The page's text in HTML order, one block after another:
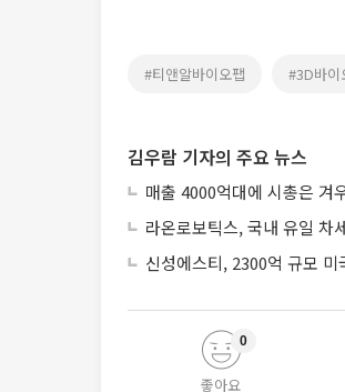
#티앤알바이오팹 #3D바이
김우람 기자의 주요 뉴스
매출 4000억대에 시총은 겨
라온로보틱스, 국내 유일 차
신성에스티, 2300억 규모
좋아요
0